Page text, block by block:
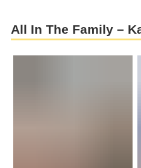
All In The Family –